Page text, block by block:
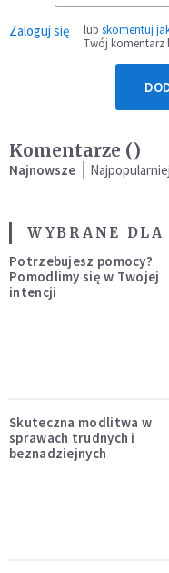
Zaloguj się lub skomentuj
Twój komentarz
Komentarze ()
Najnowsze
WYBRANE
Potrzebujesz pomocy?
Pomodlimy się w Twojej
intencji
Skuteczna modlitwa w
sprawach trudnych i
beznadziejnych